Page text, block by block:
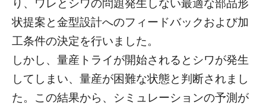
状提案と金型設計へのフィードバックおよび加
工条件の決定を行いました。
しかし、量産トライが開始されるとシワが発生
してしまい、量産が困難な状態と判断されまし
た。この結果から、シミュレーションの予測が